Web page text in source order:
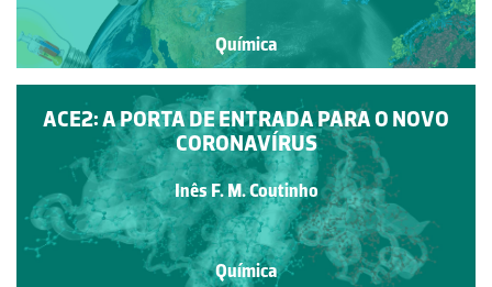
Química
ACE2: A PORTA DE ENTRADA PARA O NOVO
CORONAVÍRUS
Inês F. M. Coutinho
Química